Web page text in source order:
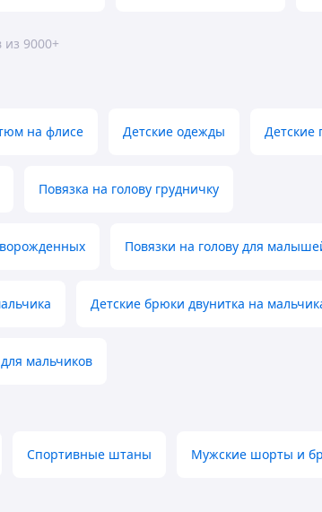
из 9000+
на флисе Детские одежды Детские
Повязка на голову грудничку
Повязки на голову для
Детские брюки двунитка на
мальчиков
Спортивные штаны Мужские шорты и